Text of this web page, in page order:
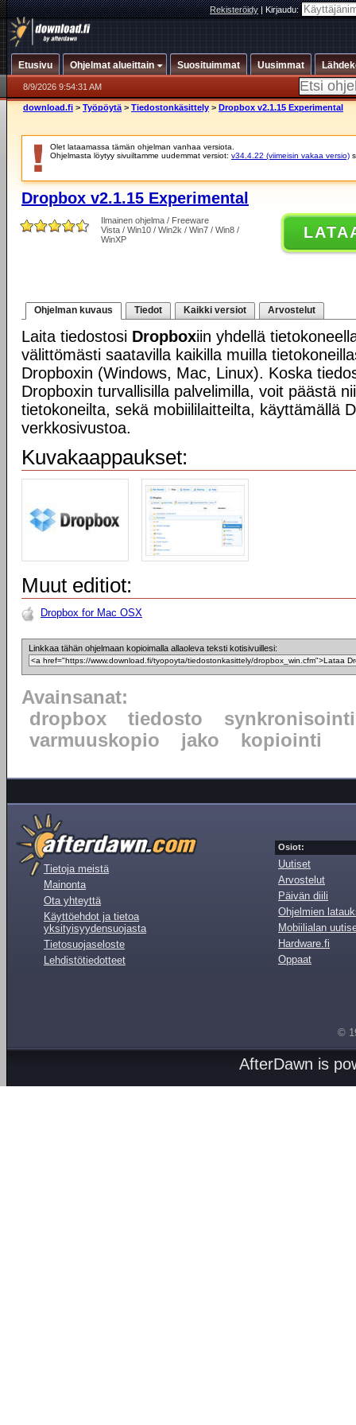
Rekisteröidy|Kirjaudu:
Etusivu Ohjelmat alueittain Suosituimmat Uusimmat
8/9/2026 9:54:31 AM
download.fi > Työpöytä > Tiedostonkäsittely > Dropbox v2.1.15 Experimental
Olet lataamassa tämän ohjelman vanhaa versiota.
Ohjelmasta löytyy sivuiltamme uudemmat versiot: v34.4.22 (viimeisin vakaa versio)
Dropbox v2.1.15 Experimental
Ilmainen ohjelma / Freeware
Vista / Win10 / Win2k / Win7 / Win8 /
WinXP
Ohjelman kuvaus Tiedot Kaikki versiot Arvostelut
Laita tiedostosi Dropboxiin yhdellä
välittömästi saatavilla kaikilla muilla
Dropboxin (Windows, Mac, Linux). Koska
Dropboxin turvallisilla palvelimilla, voit päästä
tietokoneilta, sekä mobiililaitteilta, käyttämällä
verkkosivustoa.
Kuvakaappaukset:
Muut editiot:
Dropbox for Mac OSX
Linkkaa tähän ohjelmaan kopioimalla allaoleva teksti kotisivuillesi:
Avainsanat:
dropbox
tiedosto
synkronisointi
varmuuskopio
jako kopiointi
Tietoja meistä
Mainonta
Ota yhteyttä
Käyttöehdot ja tietoa
yksityisyydensuojasta
Tietosuojaseloste
Lehdistötiedotteet
Osiot:
Uutiset
Arvostelut
Päivän diili
Ohjelmien
Mobiilialan
Hardware.fi
Oppaat
©
AfterDawn is